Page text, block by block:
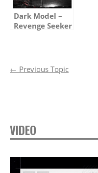
Dark Model –
Revenge Seeker
← Previous Topic
VIDEO